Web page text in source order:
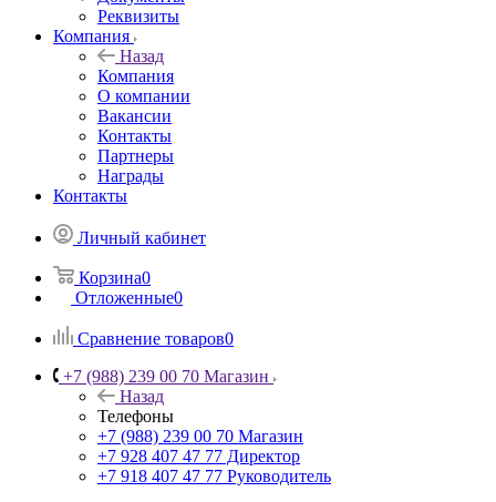
Реквизиты
Компания
Назад
Компания
О компании
Вакансии
Контакты
Партнеры
Награды
Контакты
Личный кабинет
Корзина0
Отложенные0
Сравнение товаров0
+7 (988) 239 00 70 Магазин
Назад
Телефоны
+7 (988) 239 00 70 Магазин
+7 928 407 47 77 Директор
+7 918 407 47 77 Руководитель